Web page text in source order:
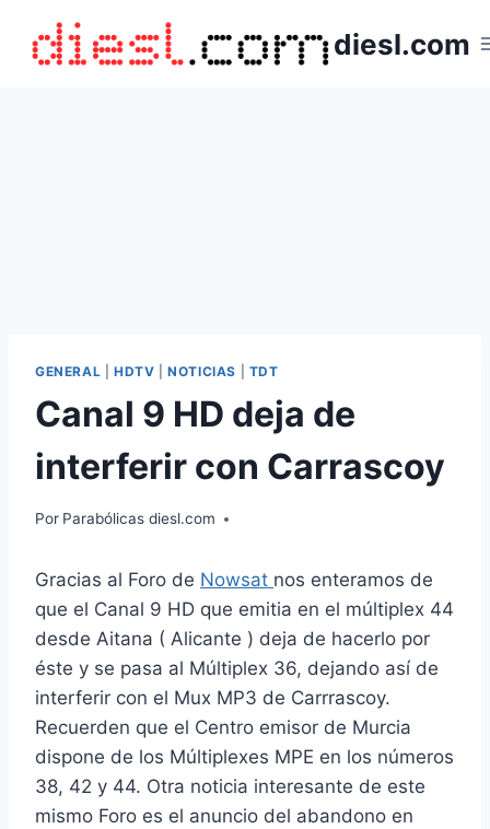
contenido
diesl.com
GENERAL HDTV |NOTICIAS TDT
Canal 9 HD deja de
interferir con Carrascoy
Por Parabólicas diesl.com
Gracias al Foro de Nowsat nos enteramos de
que el Canal 9 HD que emitia en el múltiplex 44
desde Aitana ( Alicante ) deja de hacerlo por
éste y se pasa al Múltiplex 36, dejando así de
interferir con el Mux MP3 de Carrrascoy.
Recuerden que el Centro emisor de Murcia
dispone de los Múltiplexes MPE en los números
38, 42 y 44. Otra noticia interesante de este
mismo Foro es el anuncio del abandono en